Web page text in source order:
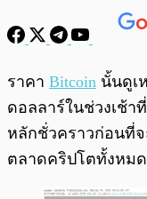
ราคา Bitcoin นั้นดูเ
ดอลลาร์ในช่วงเช้า
หลักชั่วคราวก่อนที่จ
ตลาดคริปโตทั้งหม